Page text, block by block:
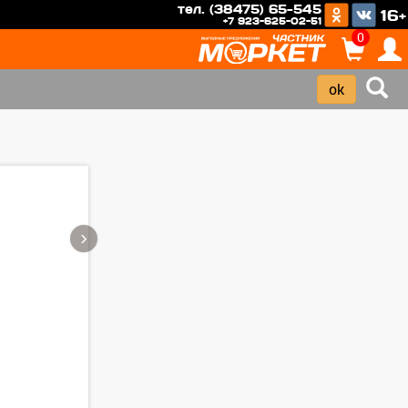
тел. (38475) 65-545
+7 923-625-02-51 16+
0
›